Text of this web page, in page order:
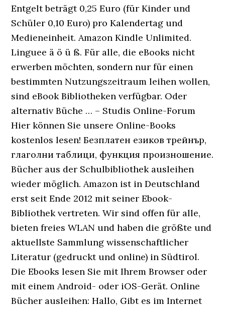
Entgelt beträgt 0,25 Euro (für Kinder und
Schüler 0,10 Euro) pro Kalendertag und
Medieneinheit. Amazon Kindle Unlimited.
Linguee ä ö ü ß. Für alle, die eBooks nicht
erwerben möchten, sondern nur für einen
bestimmten Nutzungszeitraum leihen wollen,
sind eBook Bibliotheken verfügbar. Oder
alternativ Büche … – Studis Online-Forum
Hier können Sie unsere Online-Books
kostenlos lesen! Безплатен езиков трейнър,
глаголни таблици, функция произношение.
Bücher aus der Schulbibliothek ausleihen
wieder möglich. Amazon ist in Deutschland
erst seit Ende 2012 mit seiner Ebook-
Bibliothek vertreten. Wir sind offen für alle,
bieten freies WLAN und haben die größte und
aktuellste Sammlung wissenschaftlicher
Literatur (gedruckt und online) in Südtirol.
Die Ebooks lesen Sie mit Ihrem Browser oder
mit einem Android- oder iOS-Gerät. Online
Bücher ausleihen: Hallo, Gibt es im Internet